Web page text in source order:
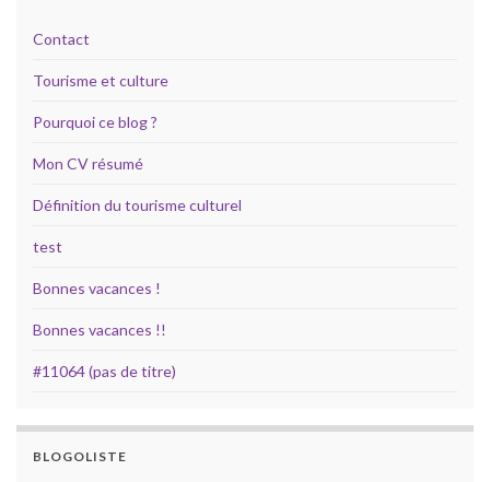
Contact
Tourisme et culture
Pourquoi ce blog ?
Mon CV résumé
Définition du tourisme culturel
test
Bonnes vacances !
Bonnes vacances !!
#11064 (pas de titre)
BLOGOLISTE